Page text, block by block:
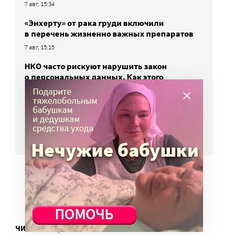
7 авг, 15:34
«Энхерту» от рака груди включили
в перечень жизненно важных препаратов
7 авг, 15:15
НКО часто рискуют нарушить закон
о персональных данных. Как этого
избежать?
7 авг, 13:13
ЧИТАТЬ ЕЩЕ